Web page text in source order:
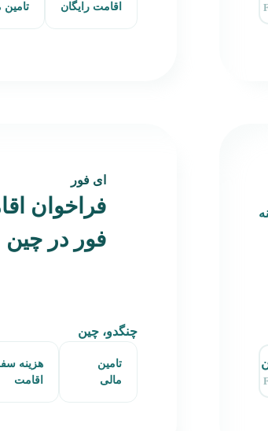
اقامت رایگان تامین
ای فور
فراخوان
فور در چین
چنگدو، چین
تامین
مالی
هزینه
اقامت